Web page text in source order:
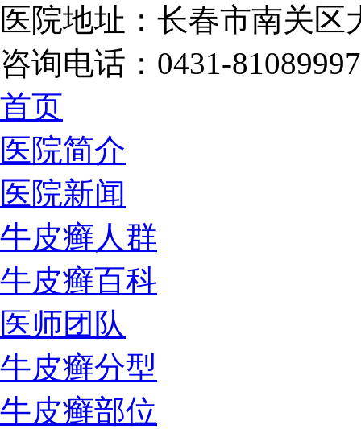
医院地址：长春市南关区
咨询电话：0431-81089997
首页
医院简介
医院新闻
牛皮癣人群
牛皮癣百科
医师团队
牛皮癣分型
牛皮癣部位